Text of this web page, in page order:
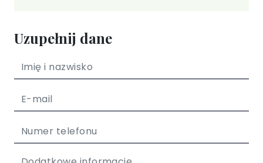
Uzupełnij dane